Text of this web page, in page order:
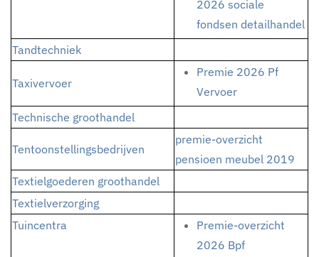
2026 sociale
fondsen detailhandel
Tandtechniek
Taxivervoer
Premie 2026 Pf
Vervoer
Technische groothandel
Tentoonstellingsbedrijven
premie-overzicht
pensioen meubel 2019
Textielgoederen groothandel
Textielverzorging
Tuincentra
Premie-overzicht
2026 Bpf